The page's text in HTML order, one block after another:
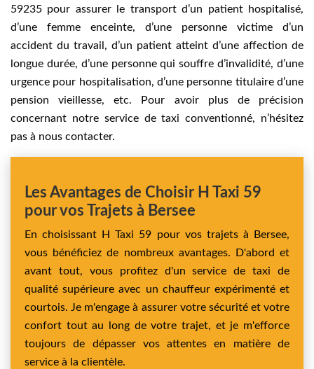
59235 pour assurer le transport d’un patient hospitalisé,
d’une femme enceinte, d’une personne victime d’un
accident du travail, d’un patient atteint d’une affection de
longue durée, d’une personne qui souffre d’invalidité, d’une
urgence pour hospitalisation, d’une personne titulaire d’une
pension vieillesse, etc. Pour avoir plus de précision
concernant notre service de taxi conventionné, n’hésitez
pas à nous contacter.
Les Avantages de Choisir H Taxi 59
pour vos Trajets à Bersee
En choisissant H Taxi 59 pour vos trajets à Bersee,
vous bénéficiez de nombreux avantages. D'abord et
avant tout, vous profitez d'un service de taxi de
qualité supérieure avec un chauffeur expérimenté et
courtois. Je m'engage à assurer votre sécurité et votre
confort tout au long de votre trajet, et je m'efforce
toujours de dépasser vos attentes en matière de
service à la clientèle.